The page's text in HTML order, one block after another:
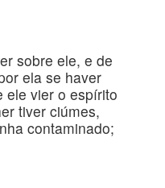
sobre ele, e de
ela se haver
ele vier o espírito
tiver ciúmes,
contaminado;